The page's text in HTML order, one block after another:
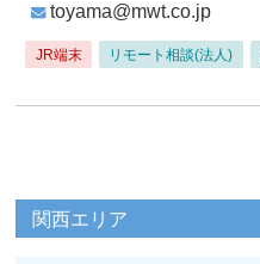
toyama@mwt.co.jp
JR端末 リモート相談(法人)
関西エリア